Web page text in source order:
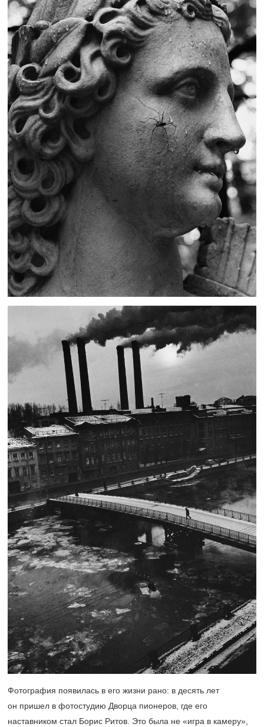
Фотография появилась в его жизни рано: в десять лет
он пришел в фотостудию Дворца пионеров, где его
наставником стал Борис Ритов. Это была не «игра в камеру»,